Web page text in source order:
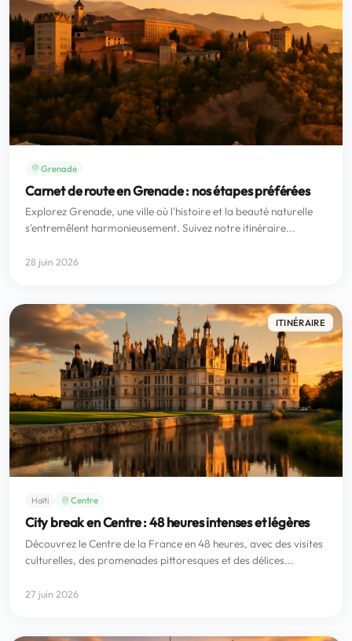
Grenade
Carnet de route en Grenade : nos étapes préférées
Explorez Grenade, une ville où l'histoire et la beauté naturelle
s'entremêlent harmonieusement. Suivez notre itinéraire...
28 juin 2026
ITINÉRAIRE
Haïti Centre
City break en Centre : 48 heures intenses et légères
Découvrez le Centre de la France en 48 heures, avec des visites
culturelles, des promenades pittoresques et des délices...
27 juin 2026